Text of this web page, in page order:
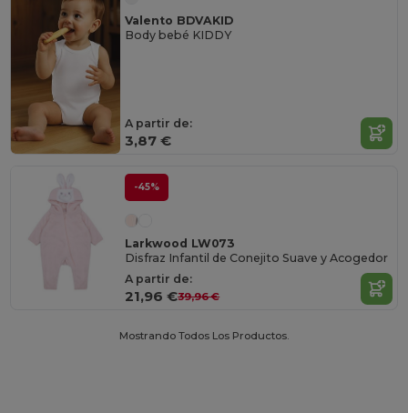
Valento BDVAKID
Body bebé KIDDY
A partir de:
3,87 €
-45%
Larkwood LW073
Disfraz Infantil de Conejito Suave y Acogedor
A partir de:
21,96 €39,96 €
Mostrando Todos Los Productos.